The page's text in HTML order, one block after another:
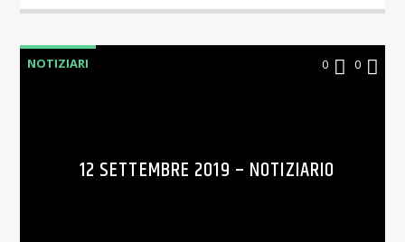
NOTIZIARI 0 0
12 SETTEMBRE 2019 – NOTIZIARIO